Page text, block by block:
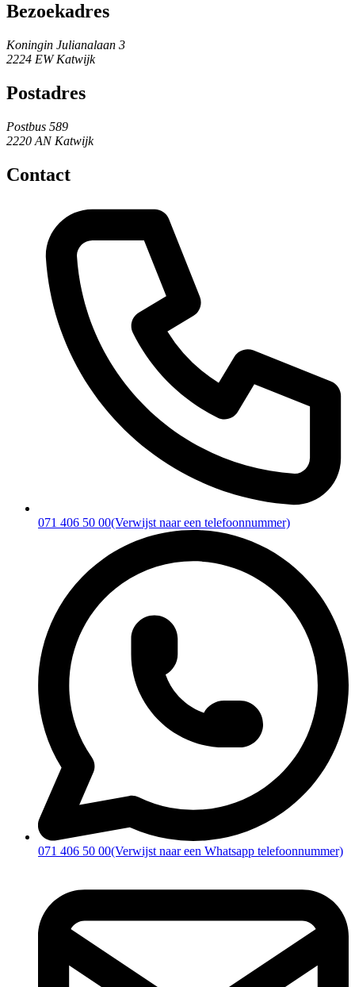
Bezoekadres
Koningin Julianalaan 3
2224 EW Katwijk
Postadres
Postbus 589
2220 AN Katwijk
Contact
071 406 50 00(Verwijst naar een telefoonnummer)
071 406 50 00(Verwijst naar een Whatsapp telefoonnummer)